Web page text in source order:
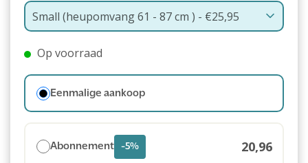
Op voorraad
Eenmalige aankoop
Abonnement -5% 20,96